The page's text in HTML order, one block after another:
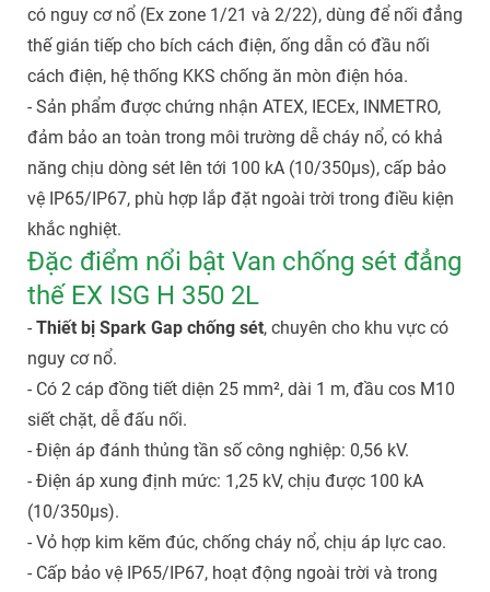
có nguy cơ nổ (Ex zone 1/21 và 2/22), dùng để nối đẳng
thế gián tiếp cho bích cách điện, ống dẫn có đầu nối
cách điện, hệ thống KKS chống ăn mòn điện hóa.
- Sản phẩm được chứng nhận ATEX, IECEx, INMETRO,
đảm bảo an toàn trong môi trường dễ cháy nổ, có khả
năng chịu dòng sét lên tới 100 kA (10/350µs), cấp bảo
vệ IP65/IP67, phù hợp lắp đặt ngoài trời trong điều kiện
khắc nghiệt.
Đặc điểm nổi bật Van chống sét đẳng
thế EX ISG H 350 2L
- Thiết bị Spark Gap chống sét, chuyên cho khu vực có
nguy cơ nổ.
- Có 2 cáp đồng tiết diện 25 mm², dài 1 m, đầu cos M10
siết chặt, dễ đấu nối.
- Điện áp đánh thủng tần số công nghiệp: 0,56 kV.
- Điện áp xung định mức: 1,25 kV, chịu được 100 kA
(10/350µs).
- Vỏ hợp kim kẽm đúc, chống cháy nổ, chịu áp lực cao.
- Cấp bảo vệ IP65/IP67, hoạt động ngoài trời và trong